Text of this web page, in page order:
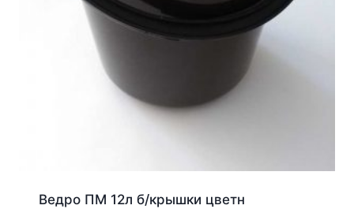
Ведро ПМ 12л б/крышки цветн